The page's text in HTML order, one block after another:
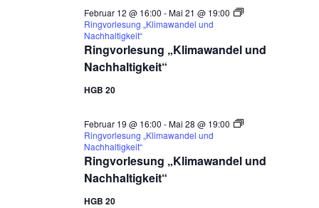
Ringvorlesung „Klimawandel und
Nachhaltigkeit“
Februar 12 @ 16:00 -Mai 21 @ 19:00
Ringvorlesung „Klimawandel und
Nachhaltigkeit“
HGB 20
Ringvorlesung „Klimawandel und
Nachhaltigkeit“
Februar 19 @ 16:00 -Mai 28 @ 19:00
Ringvorlesung „Klimawandel und
Nachhaltigkeit“
HGB 20